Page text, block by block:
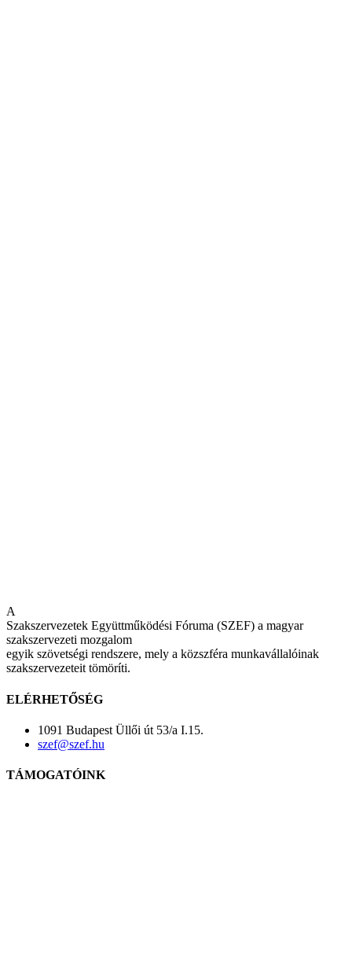
A
Szakszervezetek Együttműködési Fóruma (SZEF) a magyar
szakszervezeti mozgalom
egyik szövetségi rendszere, mely a közszféra munkavállalóinak
szakszervezeteit tömöríti.
ELÉRHETŐSÉG
1091 Budapest Üllői út 53/a I.15.
szef@szef.hu
TÁMOGATÓINK